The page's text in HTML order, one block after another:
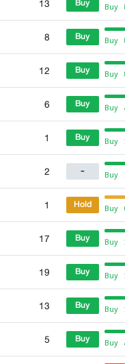
13 Buy
8 Buy Buy
12 Buy Buy
6 Buy Buy
1 Buy Buy
2 - Buy
1 Hold Buy
17 Buy Buy
19 Buy Buy
13 Buy Buy
5 Buy Buy